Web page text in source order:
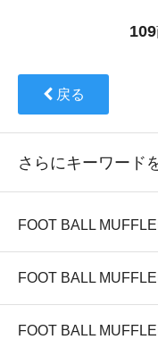
109
戻る
さらにキーワード
FOOT BALL
FOOT BALL
FOOT BALL